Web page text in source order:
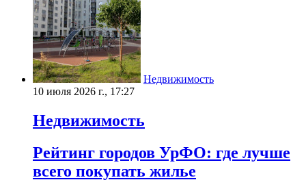
Недвижимость
10 июля 2026 г., 17:27
Недвижимость
Рейтинг городов УрФО: где лучше
всего покупать жилье